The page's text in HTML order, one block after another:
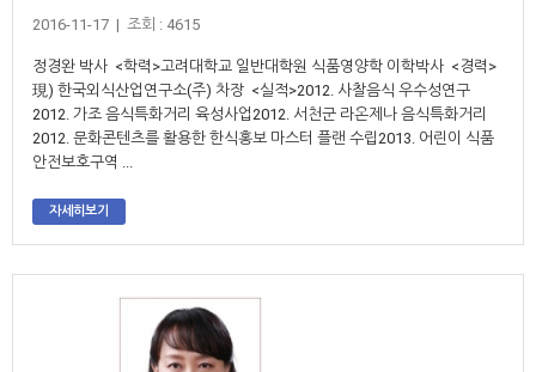
2016-11-17 | 조회 : 4615
정경완 박사 <학력>고려대학교 일반대학원 식품영양학 이학박사 <경력>
現) 한국외식산업연구소(주) 차장 <실적>2012. 사찰음식 우수성연구
2012. 가조 음식특화거리 육성사업2012. 서천군 라온제나 음식특화거리
2012. 문화콘텐츠를 활용한 한식홍보 마스터 플랜 수립2013. 어린이 식품
안전보호구역 ...
자세히보기